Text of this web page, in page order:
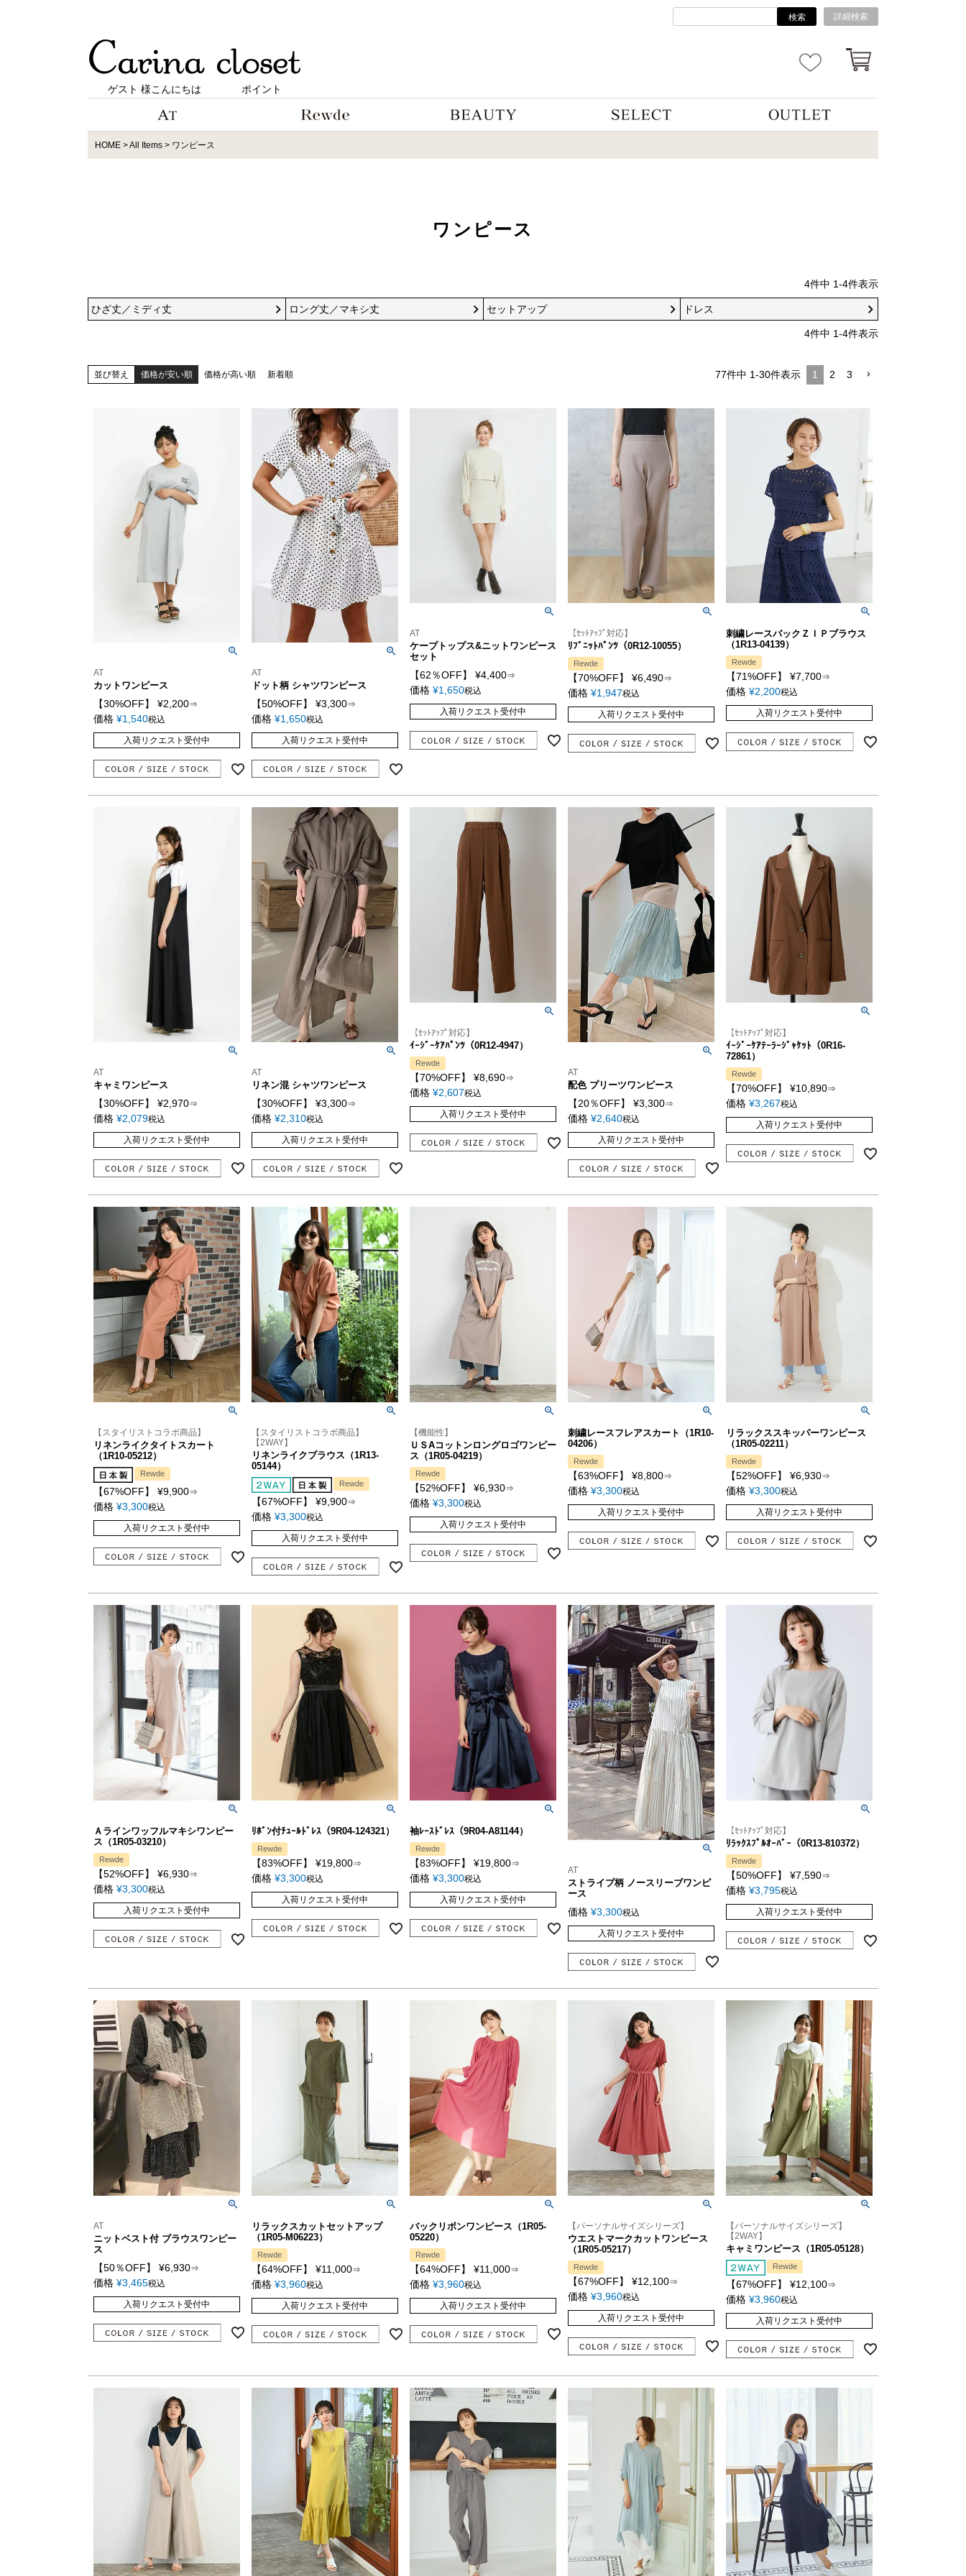
検索 詳細検索
ゲスト 様こんにちは ポイント
HOME All Items ワンピース
ワンピース
4件中 1-4件表示
ひざ丈／ミディ丈 ロング丈／マキシ丈 セットアップ ドレス
4件中 1-4件表示
並び替え 価格が安い順 価格が高い順 新着順 77件中 1-30件表示 1 2 3
AT
カットワンピース
【30%OFF】 ¥2,200⇒
価格 ¥1,540税込
入荷リクエスト受付中
AT
ドット柄 シャツワンピース
【50%OFF】 ¥3,300⇒
価格 ¥1,650税込
入荷リクエスト受付中
AT
ケープトップス&ニットワンピース
セット
【62％OFF】 ¥4,400⇒
価格 ¥1,650税込
入荷リクエスト受付中
【ｾｯﾄｱｯﾌﾟ対応】
ﾘﾌﾞﾆｯﾄﾊﾟﾝﾂ（0R12-10055）
Rewde
【70%OFF】 ¥6,490⇒
価格 ¥1,947税込
入荷リクエスト受付中
刺繍レースバックＺＩＰブラウス
（1R13-04139）
Rewde
【71%OFF】 ¥7,700⇒
価格 ¥2,200税込
入荷リクエスト受付中
AT
キャミワンピース
【30%OFF】 ¥2,970⇒
価格 ¥2,079税込
入荷リクエスト受付中
AT
リネン混 シャツワンピース
【30%OFF】 ¥3,300⇒
価格 ¥2,310税込
入荷リクエスト受付中
【ｾｯﾄｱｯﾌﾟ対応】
ｲｰｼﾞｰｹｱﾊﾟﾝﾂ（0R12-4947）
Rewde
【70%OFF】 ¥8,690⇒
価格 ¥2,607税込
入荷リクエスト受付中
AT
配色 プリーツワンピース
【20％OFF】 ¥3,300⇒
価格 ¥2,640税込
入荷リクエスト受付中
【ｾｯﾄｱｯﾌﾟ対応】
ｲｰｼﾞｰｹｱﾃｰﾗｰｼﾞｬｹｯﾄ（0R16-
72861）
Rewde
【70%OFF】 ¥10,890⇒
価格 ¥3,267税込
入荷リクエスト受付中
【スタイリストコラボ商品】
リネンライクタイトスカート
（1R10-05212）
Rewde
【67%OFF】 ¥9,900⇒
価格 ¥3,300税込
入荷リクエスト受付中
【スタイリストコラボ商品】
【2WAY】
リネンライクブラウス（1R13-
05144）
Rewde
【67%OFF】 ¥9,900⇒
価格 ¥3,300税込
入荷リクエスト受付中
【機能性】
ＵＳAコットンロングロゴワンピー
ス（1R05-04219）
Rewde
【52%OFF】 ¥6,930⇒
価格 ¥3,300税込
入荷リクエスト受付中
刺繍レースフレアスカート（1R10-
04206）
Rewde
【63%OFF】 ¥8,800⇒
価格 ¥3,300税込
入荷リクエスト受付中
リラックススキッパーワンピース
（1R05-02211）
Rewde
【52%OFF】 ¥6,930⇒
価格 ¥3,300税込
入荷リクエスト受付中
Ａラインワッフルマキシワンピー
ス（1R05-03210）
Rewde
【52%OFF】 ¥6,930⇒
価格 ¥3,300税込
入荷リクエスト受付中
ﾘﾎﾞﾝ付ﾁｭｰﾙﾄﾞﾚｽ（9R04-124321）
Rewde
【83%OFF】 ¥19,800⇒
価格 ¥3,300税込
入荷リクエスト受付中
袖ﾚｰｽﾄﾞﾚｽ（9R04-A81144）
Rewde
【83%OFF】 ¥19,800⇒
価格 ¥3,300税込
入荷リクエスト受付中
AT
ストライプ柄 ノースリーブワンピ
ース
価格 ¥3,300税込
入荷リクエスト受付中
【ｾｯﾄｱｯﾌﾟ対応】
ﾘﾗｯｸｽﾌﾟﾙｵｰﾊﾞｰ（0R13-810372）
Rewde
【50%OFF】 ¥7,590⇒
価格 ¥3,795税込
入荷リクエスト受付中
AT
ニットベスト付 ブラウスワンピー
ス
【50％OFF】 ¥6,930⇒
価格 ¥3,465税込
入荷リクエスト受付中
リラックスカットセットアップ
（1R05-M06223）
Rewde
【64%OFF】 ¥11,000⇒
価格 ¥3,960税込
入荷リクエスト受付中
バックリボンワンピース（1R05-
05220）
Rewde
【64%OFF】 ¥11,000⇒
価格 ¥3,960税込
入荷リクエスト受付中
【パーソナルサイズシリーズ】
ウエストマークカットワンピース
（1R05-05217）
Rewde
【67%OFF】 ¥12,100⇒
価格 ¥3,960税込
入荷リクエスト受付中
【パーソナルサイズシリーズ】
【2WAY】
キャミワンピース（1R05-05128）
Rewde
【67%OFF】 ¥12,100⇒
価格 ¥3,960税込
入荷リクエスト受付中